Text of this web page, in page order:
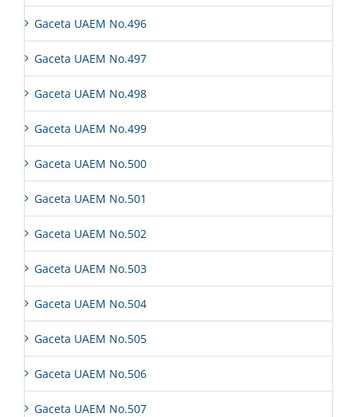
Gaceta UAEM No.496
Gaceta UAEM No.497
Gaceta UAEM No.498
Gaceta UAEM No.499
Gaceta UAEM No.500
Gaceta UAEM No.501
Gaceta UAEM No.502
Gaceta UAEM No.503
Gaceta UAEM No.504
Gaceta UAEM No.505
Gaceta UAEM No.506
Gaceta UAEM No.507